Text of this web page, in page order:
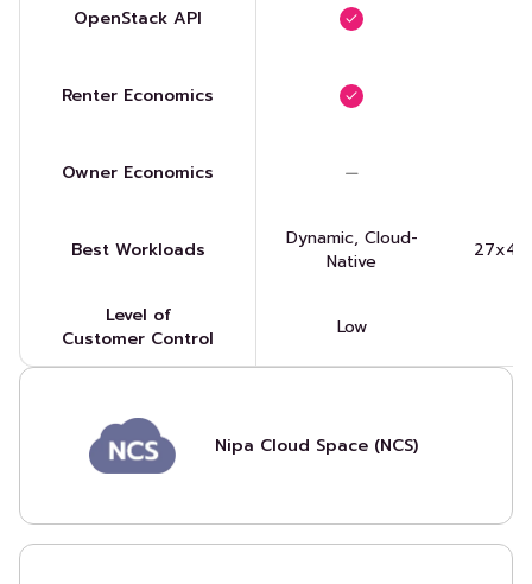
OpenStack API
Renter Economics
Owner Economics
Best Workloads
Dynamic, Cloud-
Native
27x4,
Level of
Customer Control
Low
Nipa Cloud Space (NCS)